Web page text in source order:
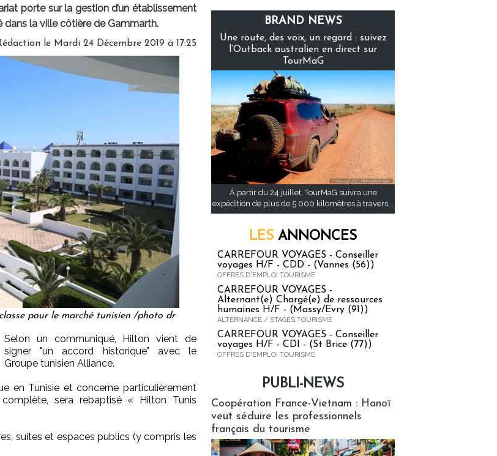
porte sur la gestion d’un établissement
la ville côtière de Gammarth.
le Mardi 24 Décembre 2019 à 17:25
pour le marché tunisien /photo dr
Selon un communiqué, Hilton vient de
signer "un accord historique" avec le
Groupe tunisien Alliance.
en Tunisie et concerne particulièrement
sera rebaptisé « Hilton Tunis
suites et espaces publics (y compris les
BRAND NEWS
Une route, des voix, un regard : suivez
l’Outback australien en direct sur
TourMaG
À partir du 24 juillet, TourMaG suivra une
expédition de plus de 5 000 kilomètres à travers...
LES ANNONCES
CARREFOUR VOYAGES - Conseiller
voyages H/F - CDD - (Vannes (56))
OFFRES D'EMPLOI TOURISME
CARREFOUR VOYAGES -
Alternant(e) Chargé(e) de ressources
humaines H/F - (Massy/Evry (91))
ALTERNANCE / STAGES TOURISME
CARREFOUR VOYAGES - Conseiller
voyages H/F - CDI - (St Brice (77))
OFFRES D'EMPLOI TOURISME
PUBLI-NEWS
Coopération France-Vietnam : Hanoï
veut séduire les professionnels
français du tourisme